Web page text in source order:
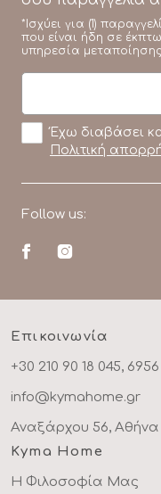
*Ισχύει για (1)
που είναι ήδη σε
υπηρεσία μεταποίησης.
Έχω διαβάσει
Πολιτική
Follow us:
Επικοινωνία
+30 210 90 18 045,
info@kymahome.gr
Αναξάρχου 56, Αθήνα
Kyma Home
Η Φιλοσοφία Μας